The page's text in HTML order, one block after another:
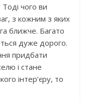
чого ви
з кожним з яких
ближче. Багато
дуже дорого.
придбати
і стане
інтер’єру, то